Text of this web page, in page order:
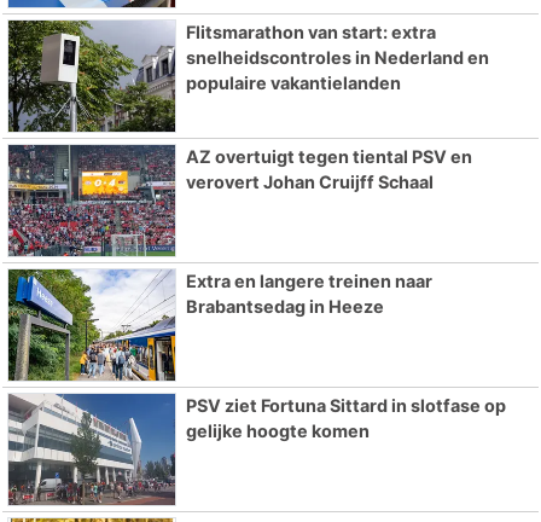
Flitsmarathon van start: extra
snelheidscontroles in Nederland en
populaire vakantielanden
AZ overtuigt tegen tiental PSV en
verovert Johan Cruijff Schaal
Extra en langere treinen naar
Brabantsedag in Heeze
PSV ziet Fortuna Sittard in slotfase op
gelijke hoogte komen